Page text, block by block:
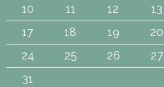
10
11 12 13
17
18 19 20
24
25 26 27
31